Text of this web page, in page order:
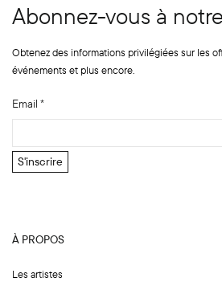
Abonnez-vous à
Obtenez des informations privilégiées sur les
événements et plus encore.
E
m
l
m
Email *
S'inscrire
À PROPOS
Les artistes